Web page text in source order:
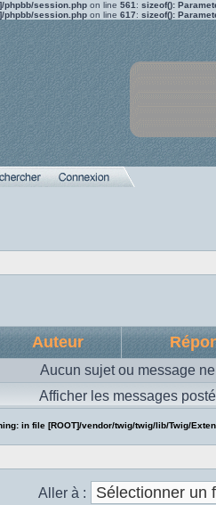
phpbb/session.php on line 561 : sizeof():
phpbb/session.php on line 617: sizeof():
Auteur
Aucun sujet ou message
Afficher les messages
: in file [ROOT]/vendor/twig/twig/lib/Twig/
Aller à :